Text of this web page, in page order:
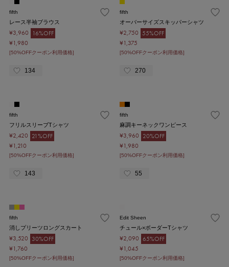
fifth
レース半袖ブラウス
¥3,960
16%OFF
¥1,980
[50%OFFクーポン利用価格]
134
fifth
オーバーサイズスキッパーシャツ
¥2,750 55%OFF
¥1,375
[50%OFFクーポン利用価格]
270
fifth
フリルスリーブTシャツ
¥2,420 21%OFF
¥1,210
[50%OFFクーポン利用価格]
143
fifth
麻調キーネックワンピース
¥3,960 20%OFF
¥1,980
[50%OFFクーポン利用価格]
55
fifth
消しプリーツロングスカート
¥3,520 30%OFF
¥1,760
[50%OFFクーポン利用価格]
Edit Sheen
チュール×ボーダーTシャツ
¥2,090 65%OFF
¥1,045
[50%OFFクーポン利用価格]